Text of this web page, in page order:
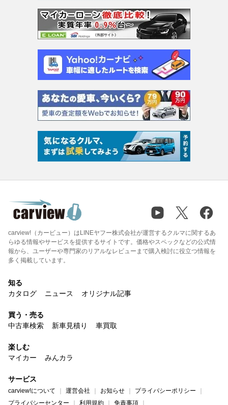
carview!（カービュー）はLINEヤフー株式会社が運営するクルマに関するあ
らゆる情報やサービスを提供するサイトです。価格やスペックなどの公式情
報から、ユーザーや専門家のリアルなレビューまで購入検討に役立つ情報を
多く掲載しています。
知る
カタログ
ニュース オリジナル記事
買う・売る
中古車検索
新車見積り 車買取
楽しむ
マイカー
みんカラ
サービス
carview!について 運営会社 お知らせ
プライバシーポリシー
プライバシーセンター
利用規約 免責事項